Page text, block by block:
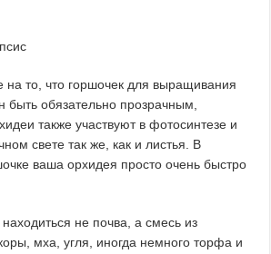
на то, что горшочек для выращивания
быть обязательно прозрачным,
также участвуют в фотосинтезе и
свете так же, как и листья. В
ваша орхидея просто очень быстро
не почва, а смесь из
мха, угля, иногда немного торфа и